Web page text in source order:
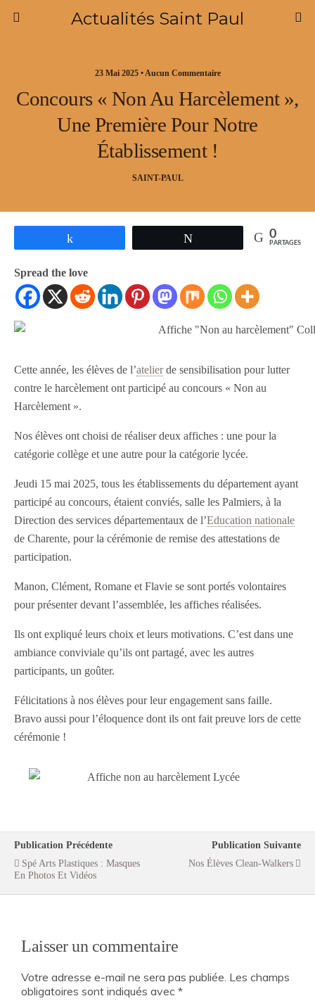
Actualités Saint Paul
23 Mai 2025 • Aucun Commentaire
Concours « Non Au Harcèlement »,
Une Première Pour Notre
Établissement !
SAINT-PAUL
0
PARTAGES
Spread the love
Cette année, les élèves de l’atelierde sensibilisation pour lutter
contre le harcèlement ont participé au concours « Non au
Harcèlement ».
Nos élèves ont choisi de réaliser deux affiches : une pour la
catégorie collège et une autre pour la catégorie lycée.
Jeudi 15 mai 2025, tous les établissements du département ayant
participé au concours, étaient conviés, salle les Palmiers, à la
Direction des services départementaux de l’Education nationale
de Charente, pour la cérémonie de remise des attestations de
participation.
Manon, Clément, Romane et Flavie se sont portés volontaires
pour présenter devant l’assemblée, les affiches réalisées.
Ils ont expliqué leurs choix et leurs motivations. C’est dans une
ambiance conviviale qu’ils ont partagé, avec les autres
participants, un goûter.
Félicitations à nos élèves pour leur engagement sans faille.
Bravo aussi pour l’éloquence dont ils ont fait preuve lors de cette
cérémonie !
Publication Précédente
Spé Arts Plastiques : Masques
En Photos Et Vidéos
Publication Suivante
Nos Élèves Clean-Walkers
Laisser un commentaire
Votre adresse e-mail ne sera pas publiée. Les champs
obligatoires sont indiqués avec *